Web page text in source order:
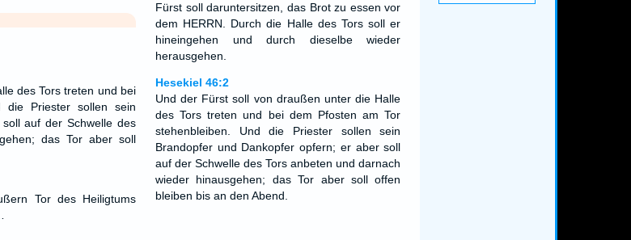
des Tors treten und bei
die Priester sollen sein
auf der Schwelle des
das Tor aber soll
Tor des Heiligtums
Fürst soll daruntersitzen, das Brot zu essen vor
dem HERRN. Durch die Halle des Tors soll er
hineingehen und durch dieselbe wieder
herausgehen.
Hesekiel 46:2
Und der Fürst soll von draußen unter die Halle
des Tors treten und bei dem Pfosten am Tor
stehenbleiben. Und die Priester sollen sein
Brandopfer und Dankopfer opfern; er aber soll
auf der Schwelle des Tors anbeten und darnach
wieder hinausgehen; das Tor aber soll offen
bleiben bis an den Abend.